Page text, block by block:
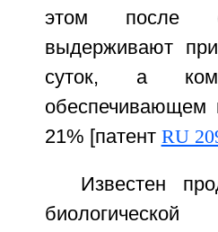
этом после
выдерживают
суток, а
обеспечивающем
21% [патент RU
Известен